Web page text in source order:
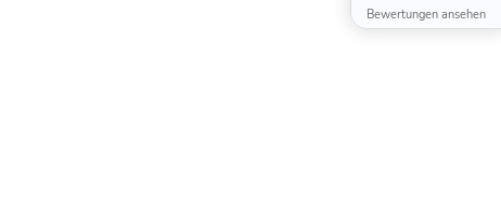
Bewertungen ansehen